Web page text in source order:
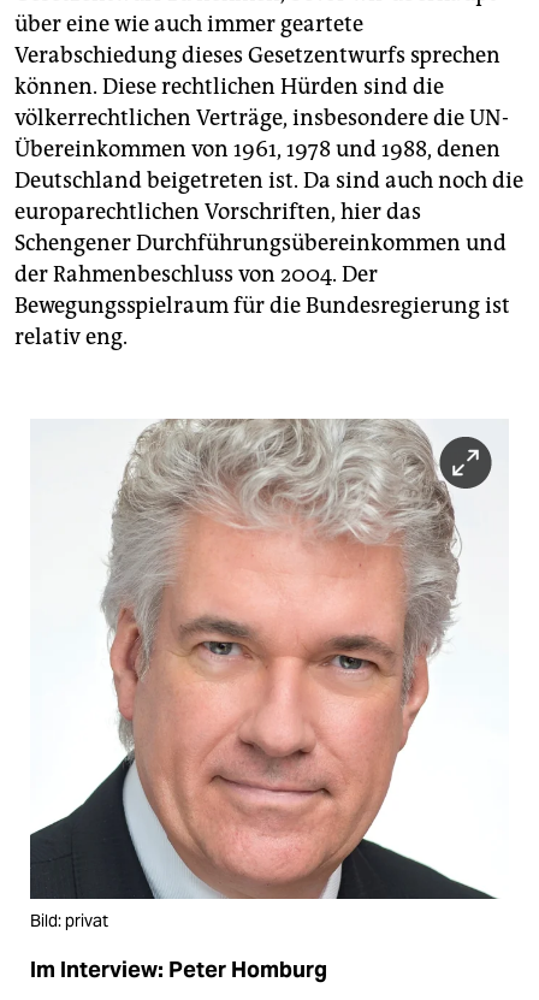
über eine wie auch immer geartete
Verabschiedung dieses Gesetzentwurfs sprechen
können. Diese rechtlichen Hürden sind die
völkerrechtlichen Verträge, insbesondere die UN-
Übereinkommen von 1961, 1978 und 1988, denen
Deutschland beigetreten ist. Da sind auch noch die
europarechtlichen Vorschriften, hier das
Schengener Durchführungsübereinkommen und
der Rahmenbeschluss von 2004. Der
Bewegungsspielraum für die Bundesregierung ist
relativ eng.
Bild: privat
Im Interview: Peter Homburg